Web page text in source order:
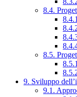
8.4.
8.5.
9. Sviluppo
9.1.